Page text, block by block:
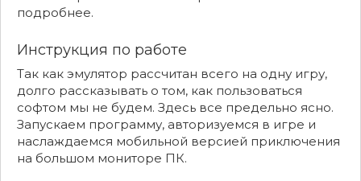
подробнее.
Инструкция по работе
Так как эмулятор рассчитан всего на одну игру,
долго рассказывать о том, как пользоваться
софтом мы не будем. Здесь все предельно ясно.
Запускаем программу, авторизуемся в игре и
наслаждаемся мобильной версией приключения
на большом мониторе ПК.